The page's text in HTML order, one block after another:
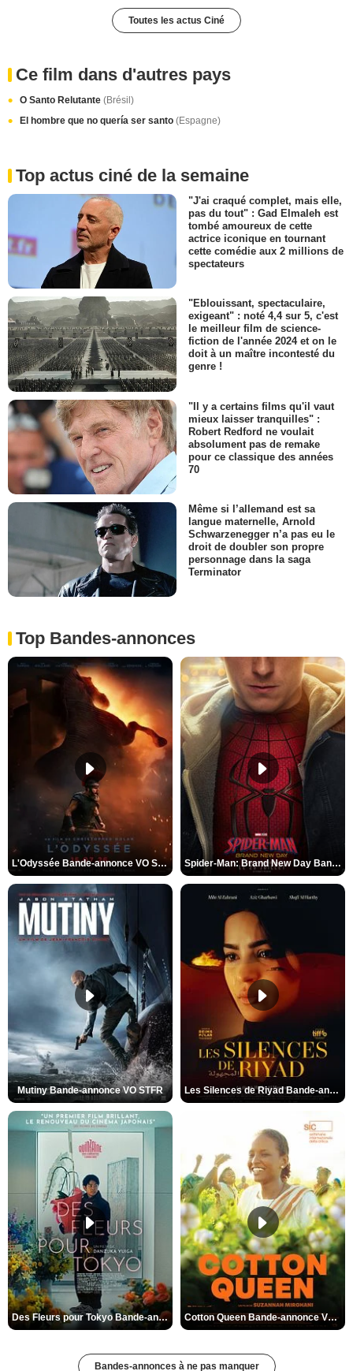
Toutes les actus Ciné
Ce film dans d'autres pays
O Santo Relutante (Brésil)
El hombre que no quería ser santo (Espagne)
Top actus ciné de la semaine
"J'ai craqué complet, mais elle,
pas du tout" : Gad Elmaleh est
tombé amoureux de cette
actrice iconique en tournant
cette comédie aux 2 millions de
spectateurs
"Eblouissant, spectaculaire,
exigeant" : noté 4,4 sur 5, c'est
le meilleur film de science-
fiction de l'année 2024 et on le
doit à un maître incontesté du
genre !
"Il y a certains films qu'il vaut
mieux laisser tranquilles" :
Robert Redford ne voulait
absolument pas de remake
pour ce classique des années
70
Même si l’allemand est sa
langue maternelle, Arnold
Schwarzenegger n’a pas eu le
droit de doubler son propre
personnage dans la saga
Terminator
Top Bandes-annonces
L'Odyssée Bande-annonce VO STFR Spider-Man: Brand New Day Bande-annonce VO STFR
Mutiny Bande-annonce VO STFR Les Silences de Riyad Bande-annonce VO STFR
Des Fleurs pour Tokyo Bande-annonce VO STFR Cotton Queen Bande-annonce VO STFR
Bandes-annonces à ne pas manquer